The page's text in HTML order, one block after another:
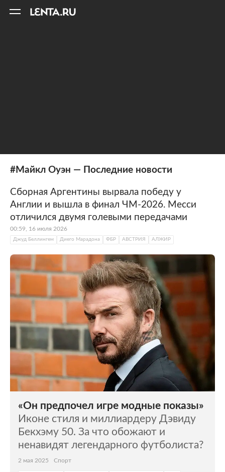
#Майкл Оуэн — Последние новости
Сборная Аргентины вырвала победу у
Англии и вышла в финал ЧМ-2026. Месси
отличился двумя голевыми передачами
00:59, 16 июля 2026
Джуд Беллингем Диего Марадона ФБР АВСТРИЯ АЛЖИР
«Он предпочел игре модные показы»
Иконе стиля и миллиардеру Дэвиду
Бекхэму 50. За что обожают и
ненавидят легендарного футболиста?
2 мая 2025 Спорт